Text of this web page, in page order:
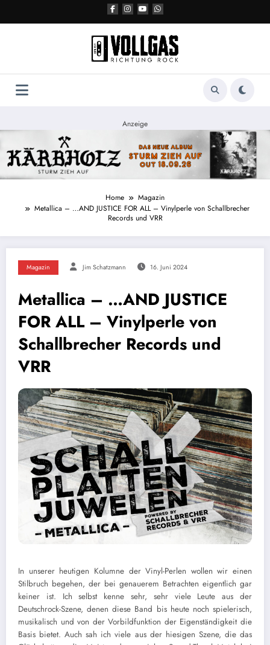
Anzeige
Home
Magazin
Metallica – …AND JUSTICE FOR ALL – Vinylperle von Schallbrecher
Records und VRR
Magazin Jim Schatzmann 16. Juni 2024
Metallica – …AND JUSTICE
FOR ALL – Vinylperle von
Schallbrecher Records und
VRR
In unserer heutigen Kolumne der Vinyl-Perlen wollen wir einen
Stilbruch begehen, der bei genauerem Betrachten eigentlich gar
keiner ist. Ich selbst kenne sehr, sehr viele Leute aus der
Deutschrock-Szene, denen diese Band bis heute noch spielerisch,
musikalisch und von der Vorbildfunktion der Eigenständigkeit die
Basis bietet. Auch sah ich viele aus der hiesigen Szene, die das